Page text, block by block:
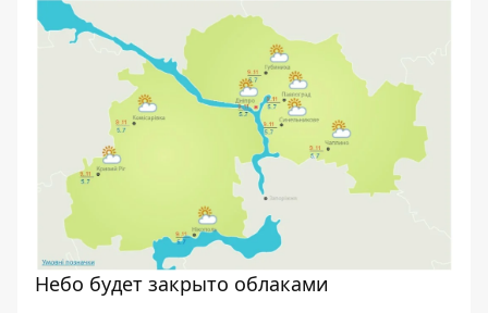
Небо будет закрыто облаками